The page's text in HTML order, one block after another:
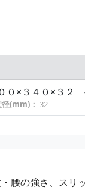
×３４０×３２
径(mm)： 32
腰の強さ、スリ